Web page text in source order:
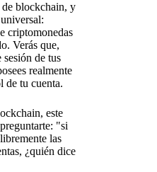
de blockchain, y
criptomonedas
Verás que,
sesión de tus
realmente
de tu cuenta.
este
"si
las
¿quién dice